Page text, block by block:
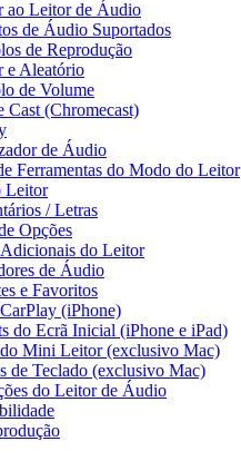
ao Leitor de Áudio
de Áudio Suportados
de Reprodução
e Aleatório
de Volume
Cast (Chromecast)
de Áudio
Ferramentas do Modo do Leitor
Leitor
/ Letras
Opções
do Leitor
de Áudio
e Favoritos
(iPhone)
do Ecrã Inicial (iPhone e iPad)
do Mini Leitor (exclusivo Mac)
de Teclado (exclusivo Mac)
do Leitor de Áudio